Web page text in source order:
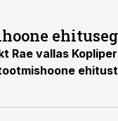
Rae vallas